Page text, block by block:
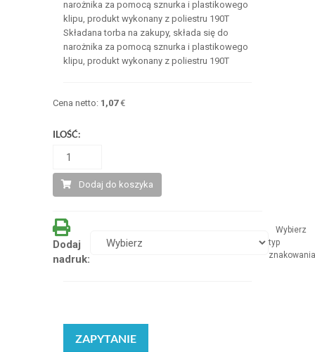
narożnika za pomocą sznurka i plastikowego
klipu, produkt wykonany z poliestru 190T
Składana torba na zakupy, składa się do
narożnika za pomocą sznurka i plastikowego
klipu, produkt wykonany z poliestru 190T
Cena netto: 1,07€
ILOŚĆ:
Dodaj do koszyka
Dodaj
nadruk:
Wybierz
typ
znakowania
ZAPYTANIE